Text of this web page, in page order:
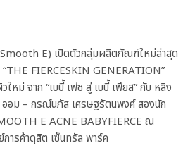
E) เปิดตัวกลุ่มผลิตภัณฑ์ใหม่ล่าสุด
FIERCESKIN GENERATION”
หม่ จาก “เบบี้ เฟซ สู่ เบบี้ เฟียส” กับ หลิง
อม – กรณ์นภัส เศรษฐรัตนพงศ์ สองนัก
E ACNE BABYFIERCE ณ
ารค้าดุสิต เซ็นทรัล พาร์ค